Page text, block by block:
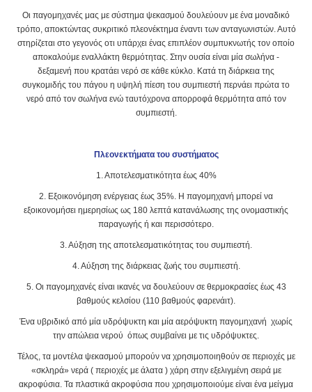
Οι παγομηχανές μας με σύστημα ψεκασμού δουλεύουν με ένα μοναδικό
τρόπο, αποκτώντας συκριτικό πλεονέκτημα έναντι των ανταγωνιστών. Αυτό
στηρίζεται στο γεγονός οτι υπάρχει ένας επιπλέον συμπυκνωτής τον οποίο
αποκαλούμε εναλλάκτη θερμότητας. Στην ουσία είναι μία σωλήνα -
δεξαμενή που κρατάει νερό σε κάθε κύκλο. Κατά τη διάρκεια της
συγκομιδής του πάγου η υψηλή πίεση του συμπιεστή περνάει πρώτα το
νερό από τον σωλήνα ενώ ταυτόχρονα απορροφά θερμότητα από τον
συμπιεστή.
Πλεονεκτήματα του συστήματος
1. Αποτελεσματικότητα έως 40%
2. Εξοικονόμηση ενέργειας έως 35%. Η παγομηχανή μπορεί να
εξοικονομήσει ημερησίως ως 180 λεπτά κατανάλωσης της ονομαστικής
παραγωγής ή και περισσότερο.
3. Αύξηση της αποτελεσματικότητας του συμπιεστή.
4. Αύξηση της διάρκειας ζωής του συμπιεστή.
5. Οι παγομηχανές είναι ικανές να δουλεύουν σε θερμοκρασίες έως 43
βαθμούς κελσίου (110 βαθμούς φαρενάιτ).
Ένα υβριδικό από μία υδρόψυκτη και μία αερόψυκτη παγομηχανή χωρίς
την απώλεια νερού όπως συμβαίνει με τις υδρόψυκτες.
Τέλος, τα μοντέλα ψεκασμού μπορούν να χρησιμοποιηθούν σε περιοχές με
«σκληρά» νερά ( περιοχές με άλατα ) χάρη στην εξελιγμένη σειρά με
ακροφύσια. Τα πλαστικά ακροφύσια που χρησιμοποιούμε είναι ένα μείγμα